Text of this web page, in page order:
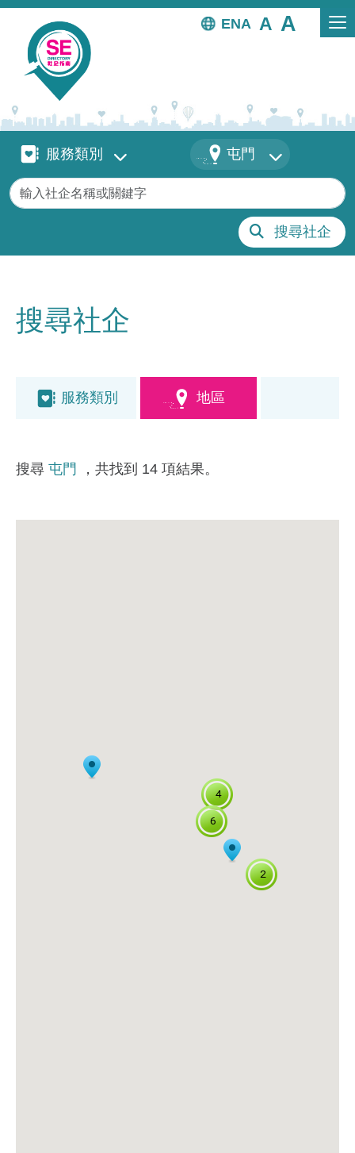
移至主內容
EN
服務類別服務類別 地區 屯門
關鍵字
搜尋社企
搜尋社企
服務類別 地區
搜尋 屯門 ，共找到 14 項結果。
4
6
2